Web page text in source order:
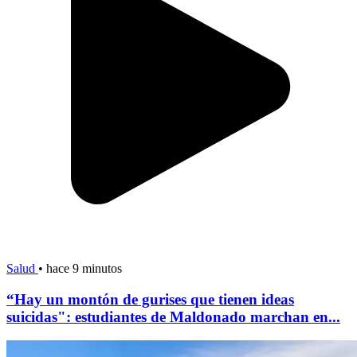
Salud • hace 9 minutos
“Hay un montón de gurises que tienen ideas
suicidas": estudiantes de Maldonado marchan en...